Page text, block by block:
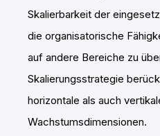
Skalierbarkeit der
die organisatorische
auf andere Bereiche zu
Skalierungsstrategie
horizontale als auch
Wachstumsdimensionen.